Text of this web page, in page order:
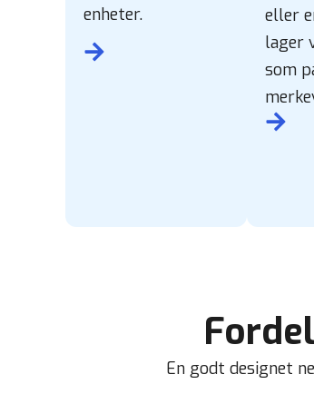
enheter.
eller
lager
som
En godt designet